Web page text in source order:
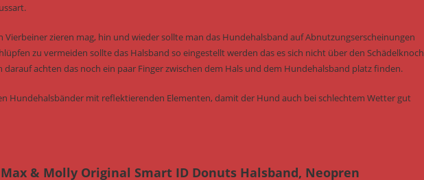
Vierbeiner zieren mag, hin und wieder sollte man das Hundehalsband auf Abnutzungserscheinungen
zu vermeiden sollte das Halsband so eingestellt werden das es sich nicht über den
achten das noch ein paar Finger zwischen dem Hals und dem Hundehalsband platz finden.
Hundehalsbänder mit reflektierenden Elementen, damit der Hund auch bei schlechtem Wetter gut
& Molly Original Smart ID Donuts Halsband, Neopren